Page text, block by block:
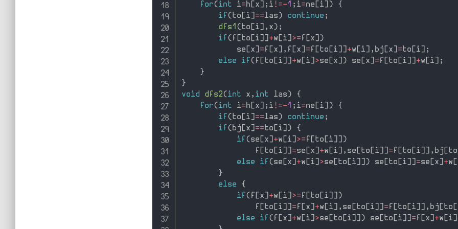
for( int i= h x ; i !=-1 ; i=ne i )
{
if ( to i ==las ) continue ;
dfs1 ( to i , x ) ;
if ( f to i +w i >= f x
)
            se
x = f x , f x = f to i +w i , bj x =to i
;
else
if ( f to i +w i >se x ) se x = f to i +w i
;
}
}
void
dfs2( int x , int las )
{
for( int i= h x ; i !=-1 ; i=ne i )
{
if ( to i ==las ) continue ;
if ( bj x ==to i )
{
if ( se x +w i >= f to i
)
                f
to i =se x +w i , se to i = f to i , bj to
else
if ( se x +w i >se to i ) se to i =se x +w
}
else
{
if ( f x +w i >= f to i
)
                f
to i = f x +w i , se to i = f to i , bj to
else
if ( f x +w i >se to i ) se to i = f x +w i